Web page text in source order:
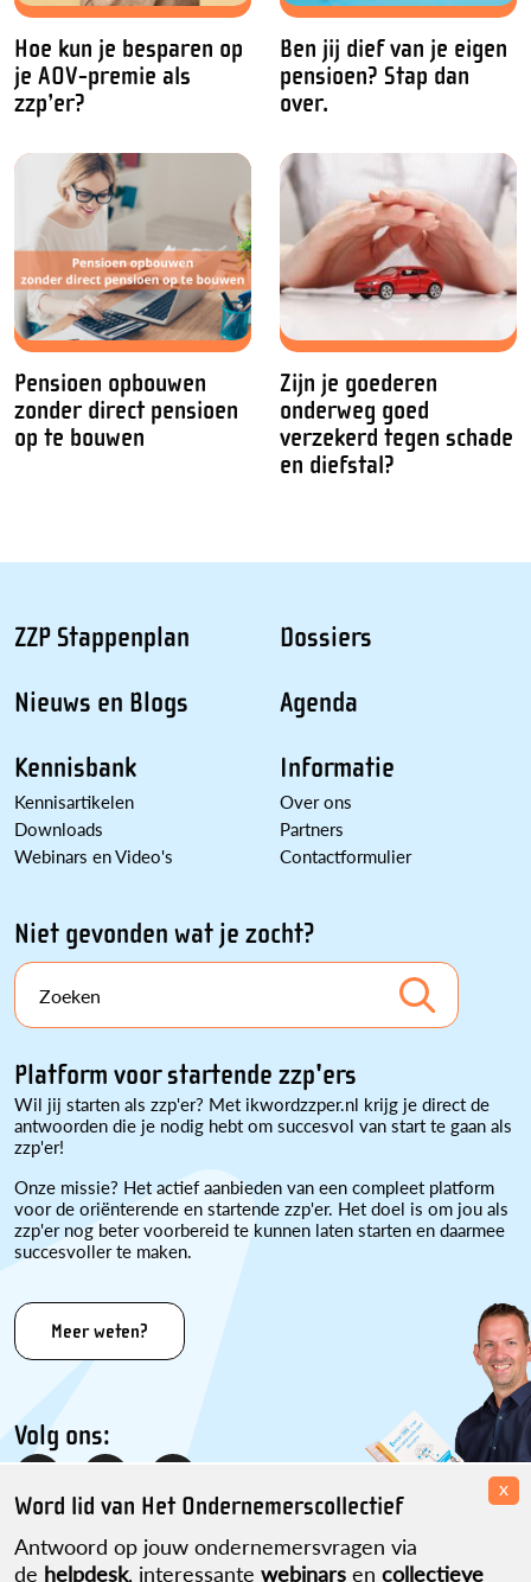
Hoe kun je besparen op
je AOV-premie als
zzp’er?
Ben jij dief van je eigen
pensioen? Stap dan
over.
Pensioen opbouwen
zonder direct pensioen
op te bouwen
Zijn je goederen
onderweg goed
verzekerd tegen schade
en diefstal?
ZZP Stappenplan
Nieuws en Blogs
Kennisbank
Kennisartikelen
Downloads
Webinars en Video's
Dossiers
Agenda
Informatie
Over ons
Partners
Contactformulier
Niet gevonden wat je zocht?
Zoeken
Platform voor startende zzp'ers
Wil jij starten als zzp'er? Met ikwordzzper.nl krijg je direct de
antwoorden die je nodig hebt om succesvol van start te gaan als
zzp'er!
Onze missie? Het actief aanbieden van een compleet platform
voor de oriënterende en startende zzp'er. Het doel is om jou als
zzp'er nog beter voorbereid te kunnen laten starten en daarmee
succesvoller te maken.
Meer weten?
Volg ons:
Word lid van Het Ondernemerscollectief
Antwoord op jouw ondernemersvragen via
de helpdesk, interessante webinars en collectieve
x